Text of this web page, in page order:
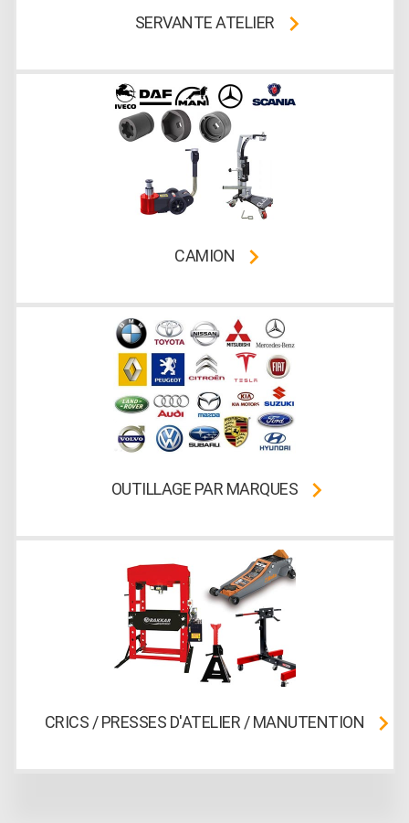
SERVANTE ATELIER
CAMION
OUTILLAGE PAR MARQUES
CRICS / PRESSES D'ATELIER / MANUTENTION